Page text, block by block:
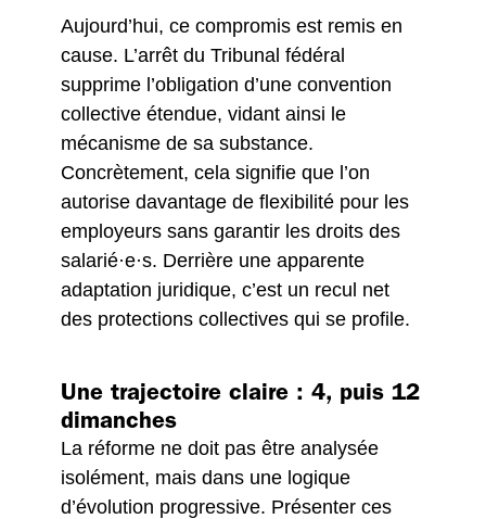
Aujourd’hui, ce compromis est remis en
cause. L’arrêt du Tribunal fédéral
supprime l’obligation d’une convention
collective étendue, vidant ainsi le
mécanisme de sa substance.
Concrètement, cela signifie que l’on
autorise davantage de flexibilité pour les
employeurs sans garantir les droits des
salarié·e·s. Derrière une apparente
adaptation juridique, c’est un recul net
des protections collectives qui se profile.
Une trajectoire claire : 4, puis 12
dimanches
La réforme ne doit pas être analysée
isolément, mais dans une logique
d’évolution progressive. Présenter ces